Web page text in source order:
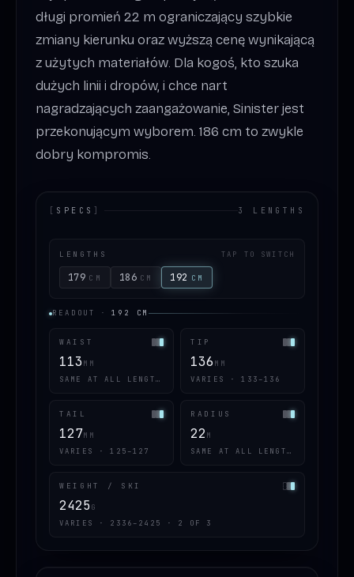
długi promień 22 m ograniczający szybkie
zmiany kierunku oraz wyższą cenę wynikającą
z użytych materiałów. Dla kogoś, kto szuka
dużych linii i dropów, i chce nart
nagradzających zaangażowanie, Sinister jest
przekonującym wyborem. 186 cm to zwykle
dobry kompromis.
SPECS 3 LENGTHS
LENGTHS TAP TO SWITCH
179 CM 186 CM 192 CM
READOUT · 192 CM
WAIST
113 MM
SAME AT ALL LENGTHS
TIP
136 MM
VARIES · 133–136
TAIL
127MM
VARIES · 125–127
RADIUS
22 M
SAME AT ALL LENGTHS
WEIGHT / SKI
2425G
VARIES · 2336–2425 · 2 OF 3